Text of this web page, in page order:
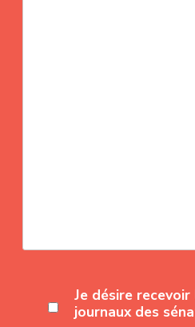
Je désire
journaux des